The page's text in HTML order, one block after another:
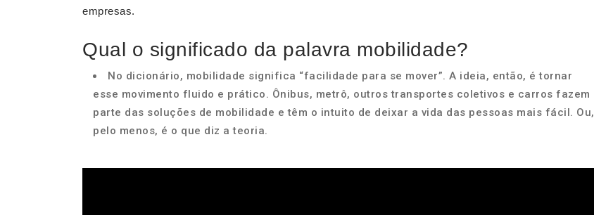
empresas.
Qual o significado da palavra mobilidade?
No dicionário, mobilidade significa “facilidade para se mover”. A ideia, então, é tornar
esse movimento fluido e prático. Ônibus, metrô, outros transportes coletivos e carros fazem
parte das soluções de mobilidade e têm o intuito de deixar a vida das pessoas mais fácil. Ou,
pelo menos, é o que diz a teoria.